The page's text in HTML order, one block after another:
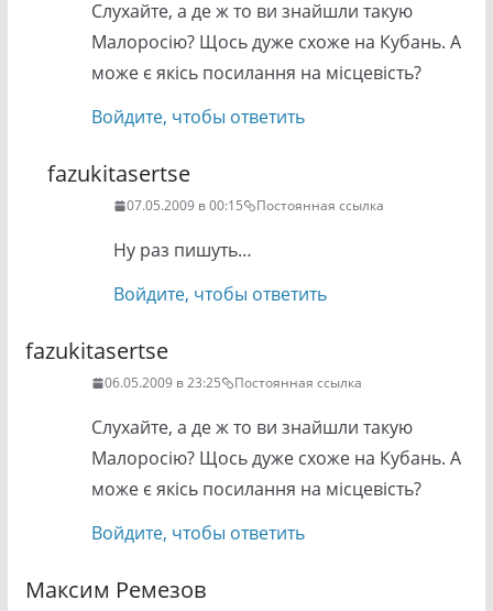
Слухайте, а де ж то ви знайшли такую
Малоросію? Щось дуже схоже на Кубань. А
може є якісь посилання на місцевість?
Войдите, чтобы ответить
fazukitasertse
07.05.2009 в 00:15 Постоянная ссылка
Ну раз пишуть…
Войдите, чтобы ответить
fazukitasertse
06.05.2009 в 23:25 Постоянная ссылка
Слухайте, а де ж то ви знайшли такую
Малоросію? Щось дуже схоже на Кубань. А
може є якісь посилання на місцевість?
Войдите, чтобы ответить
Максим Ремезов